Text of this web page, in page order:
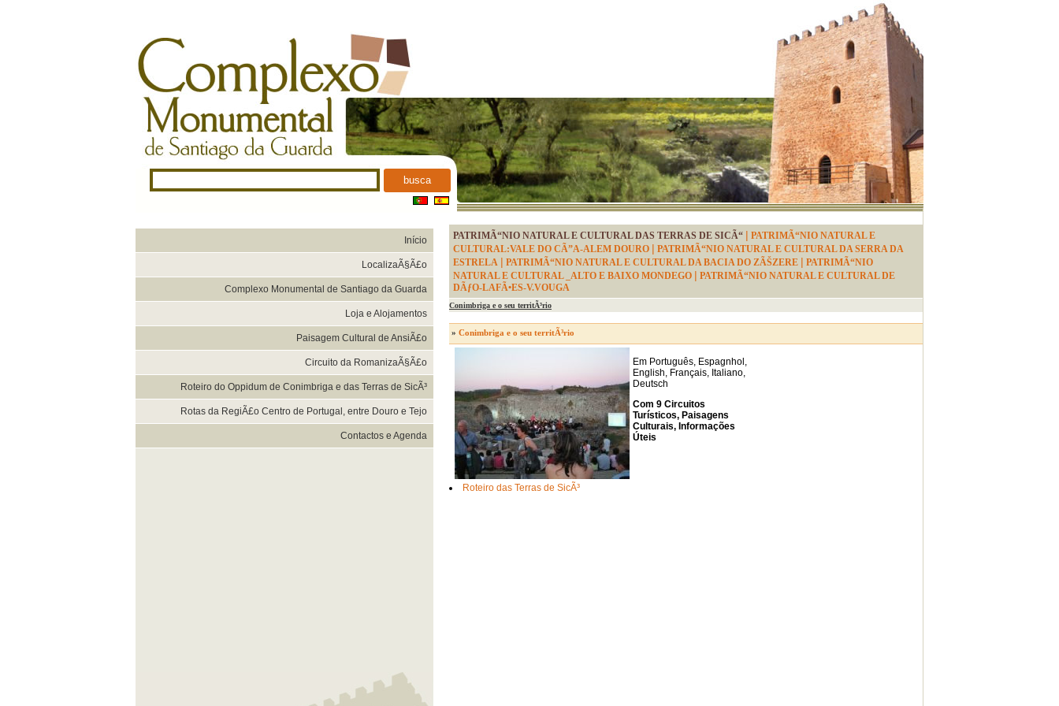
busca
Início
LocalizaÃ§Ã£o
Complexo Monumental de Santiago da Guarda
Loja e Alojamentos
Paisagem Cultural de AnsiÃ£o
Circuito da RomanizaÃ§Ã£o
Roteiro do Oppidum de Conimbriga e das Terras de SicÃ³
Rotas da RegiÃ£o Centro de Portugal, entre Douro e Tejo
Contactos e Agenda
PATRIMÃ“NIO NATURAL E CULTURAL DAS TERRAS DE SICÃ“ | PATRIMÃ“NIO NATURAL E
CULTURAL:VALE DO CÃ”A-ALEM DOURO | PATRIMÃ“NIO NATURAL E CULTURAL DA SERRA DA
ESTRELA | PATRIMÃ“NIO NATURAL E CULTURAL DA BACIA DO ZÃŠZERE | PATRIMÃ“NIO
NATURAL E CULTURAL _ALTO E BAIXO MONDEGO | PATRIMÃ“NIO NATURAL E CULTURAL DE
DÃƒO-LAFÃ•ES-V.VOUGA
Conimbriga e o seu territÃ³rio
» Conimbriga e o seu territÃ³rio
Em Português, Espagnhol,
English, Français, Italiano,
Deutsch
Com 9 Circuitos
Turísticos, Paisagens
Culturais, Informações
Úteis
Roteiro das Terras de SicÃ³